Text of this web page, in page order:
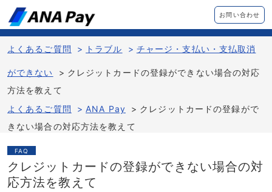
お問い合わせ
よくあるご質問 > トラブル > チャージ・支払い・支払取消
ができない > クレジットカードの登録ができない場合の対応
方法を教えて
よくあるご質問
> ANA Pay > クレジットカードの登録がで
きない場合の対応方法を教えて
FAQ
クレジットカードの登録ができない場合の対
応方法を教えて